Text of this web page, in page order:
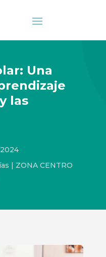
Una
las
| ZONA CENTRO